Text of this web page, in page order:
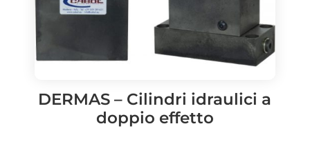
DERMAS – Cilindri idraulici a
doppio effetto